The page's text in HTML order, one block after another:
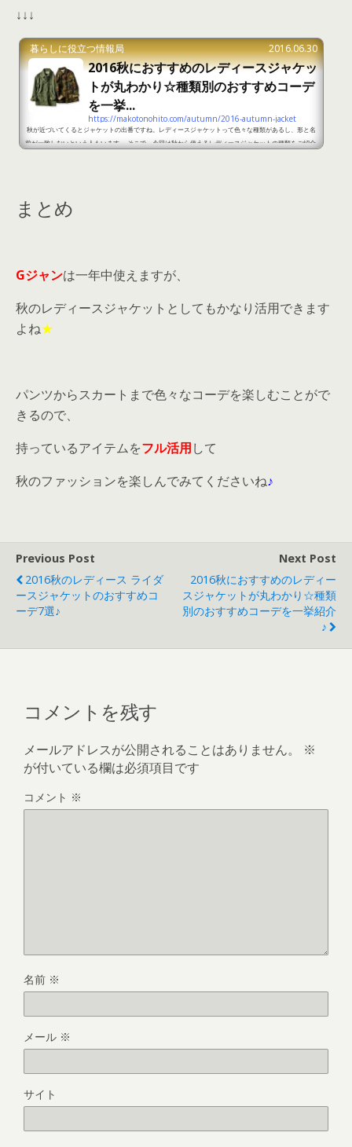
↓↓↓
暮らしに役立つ情報局 2016.06.30
2016秋におすすめのレディースジャケッ
トが丸わかり☆種類別のおすすめコーデ
を一挙...
https://makotonohito.com/autumn/2016-autumn-jacket
秋が近づいてくるとジャケットの出番ですね。レディースジャケットって色々な種類があるし、形と名
前が一致しないという人もいます。 そこで、今回は秋から使えるレディースジャケットの種類をご紹介
まとめ
Gジャンは一年中使えますが、
秋のレディースジャケットとしてもかなり活用できます
よね★
パンツからスカートまで色々なコーデを楽しむことがで
きるので、
持っているアイテムをフル活用して
秋のファッションを楽しんでみてくださいね♪
Previous Post
2016秋のレディース ライダ
ースジャケットのおすすめコ
ーデ7選♪
Next Post
2016秋におすすめのレディー
スジャケットが丸わかり☆種類
別のおすすめコーデを一挙紹介
♪
コメントを残す
メールアドレスが公開されることはありません。
※
が付いている欄は必須項目です
コメント ※
名前 ※
メール ※
サイト